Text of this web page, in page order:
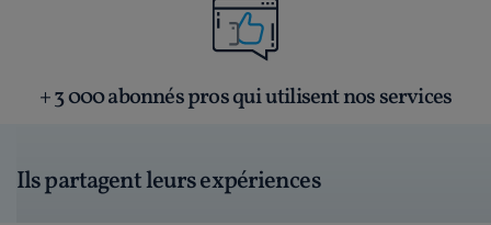
+ 3 000 abonnés pros qui utilisent nos services
Ils partagent leurs expériences